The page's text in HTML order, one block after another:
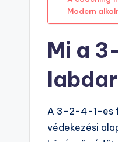
Modern
Mi a
A 3-2-4-1-es
védekezési